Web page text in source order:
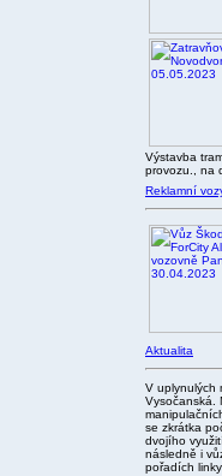
Výstavba
provozu., na
Reklamní
Aktualita
V uplynulých
Vysočanská.
se zkrátka
dvojího
následně i
pořadích